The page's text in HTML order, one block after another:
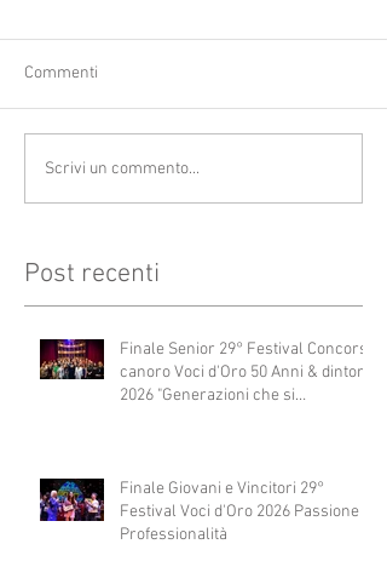
Commenti
Scrivi un commento...
Post recenti
Finale Senior 29° Festival Concorso
canoro Voci d'Oro 50 Anni & dintorni
2026 "Generazioni che si
Finale Giovani e Vincitori 29°
Festival Voci d'Oro 2026 Passione e
Professionalità